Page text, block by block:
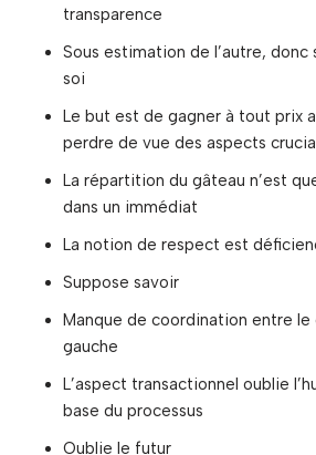
transparence
Sous estimation de l’autre,
soi
Le but est de gagner à tout prix
perdre de vue des aspects
La répartition du gâteau n’est
dans un immédiat
La notion de respect est
Suppose savoir
Manque de coordination entre
gauche
L’aspect transactionnel oublie
base du processus
Oublie le futur